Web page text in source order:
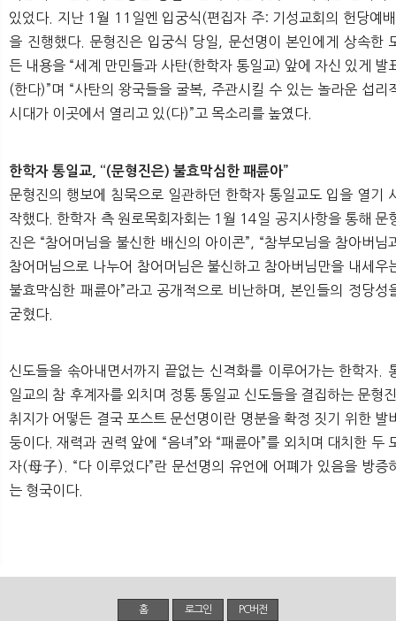
있었다. 지난 1월 11일엔 입궁식(편집자 주: 기성교회의 헌당예
을 진행했다. 문형진은 입궁식 당일, 문선명이 본인에게 상속한
든 내용을 “세계 만민들과 사탄(한학자 통일교) 앞에 자신 있게 발
(한다)”며 “사탄의 왕국들을 굴복, 주관시킬 수 있는 놀라운 섭리
시대가 이곳에서 열리고 있(다)”고 목소리를 높였다.
한학자 통일교, “(문형진은) 불효막심한 패륜아”
문형진의 행보에 침묵으로 일관하던 한학자 통일교도 입을 열기
작했다. 한학자 측 원로목회자회는 1월 14일 공지사항을 통해 문
진은 “참어머님을 불신한 배신의 아이콘”, “참부모님을 참아버님
참어머님으로 나누어 참어머님은 불신하고 참아버님만을 내세우
불효막심한 패륜아”라고 공개적으로 비난하며, 본인들의 정당성
굳혔다.
신도들을 솎아내면서까지 끝없는 신격화를 이루어가는 한학자.
일교의 참 후계자를 외치며 정통 통일교 신도들을 결집하는 문형
취지가 어떻든 결국 포스트 문선명이란 명분을 확정 짓기 위한 발
둥이다. 재력과 권력 앞에 “음녀”와 “패륜아”를 외치며 대치한 두
자(母子). “다 이루었다”란 문선명의 유언에 어폐가 있음을 방증
는 형국이다.
홈 로그인 PC버전